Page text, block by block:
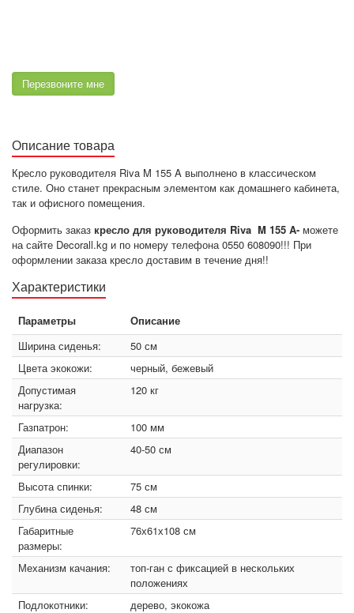
Перезвоните мне
Описание товара
Кресло руководителя Riva M 155 A выполнено в классическом
стиле. Оно станет прекрасным элементом как домашнего кабинета,
так и офисного помещения.
Оформить заказ кресло для руководителя Riva M 155 A- можете
на сайте Decorall.kg и по номеру телефона 0550 608090!!! При
оформлении заказа кресло доставим в течение дня!!
Характеристики
Параметры
Описание
Ширина сиденья:
50 см
Цвета экокожи:
черный, бежевый
Допустимая
нагрузка:
120 кг
Газпатрон:
100 мм
Диапазон
регулировки:
40-50 см
Высота спинки:
75 см
Глубина сиденья:
48 см
Габаритные
размеры:
76х61х108 см
Механизм качания:
топ-ган с фиксацией в нескольких
положениях
Подлокотники:
дерево, экокожа